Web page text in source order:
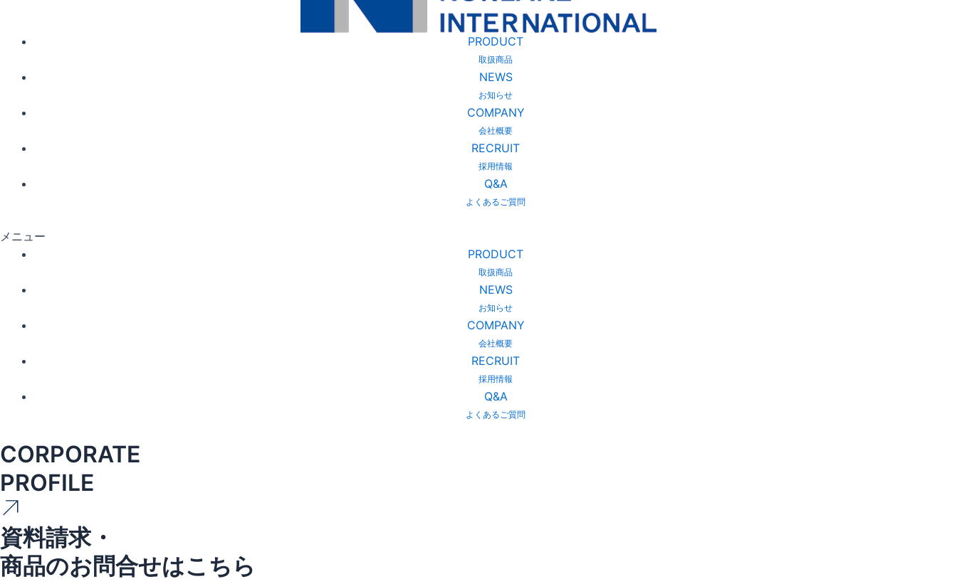
PRODUCT
取扱商品
NEWS
お知らせ
COMPANY
会社概要
RECRUIT
採用情報
Q&A
よくあるご質問
メニュー
PRODUCT
取扱商品
NEWS
お知らせ
COMPANY
会社概要
RECRUIT
採用情報
Q&A
よくあるご質問
CORPORATE
PROFILE
資料請求・
商品のお問合せはこちら